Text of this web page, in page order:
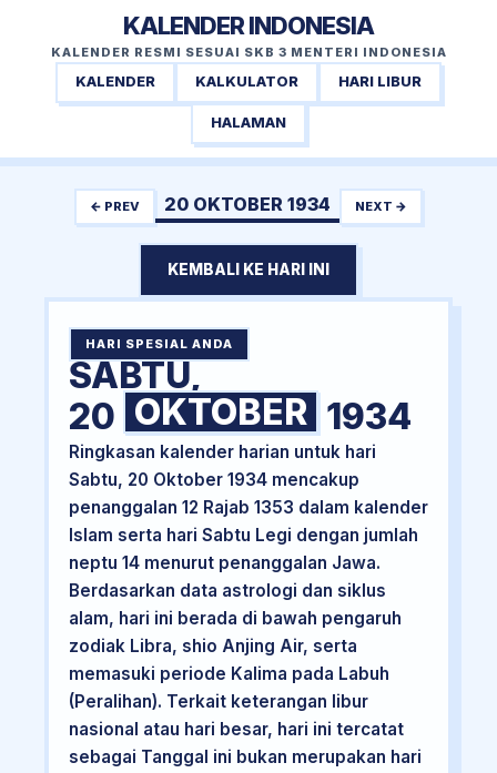
KALENDER INDONESIA
KALENDER RESMI SESUAI SKB 3 MENTERI INDONESIA
KALENDER KALKULATOR HARI LIBUR
HALAMAN
← PREV 20 OKTOBER 1934 NEXT →
KEMBALI KE HARI INI
HARI SPESIAL ANDA
SABTU,
20 OKTOBER 1934
Ringkasan kalender harian untuk hari
Sabtu, 20 Oktober 1934 mencakup
penanggalan 12 Rajab 1353 dalam kalender
Islam serta hari Sabtu Legi dengan jumlah
neptu 14 menurut penanggalan Jawa.
Berdasarkan data astrologi dan siklus
alam, hari ini berada di bawah pengaruh
zodiak Libra, shio Anjing Air, serta
memasuki periode Kalima pada Labuh
(Peralihan). Terkait keterangan libur
nasional atau hari besar, hari ini tercatat
sebagai Tanggal ini bukan merupakan hari